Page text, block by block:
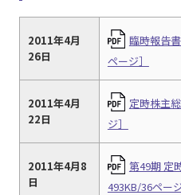
2011年4月
26日
臨時報告
ページ］
2011年4月
22日
定時株主
ジ］
2011年4月8
日
第49期 定
493KB/36ページ